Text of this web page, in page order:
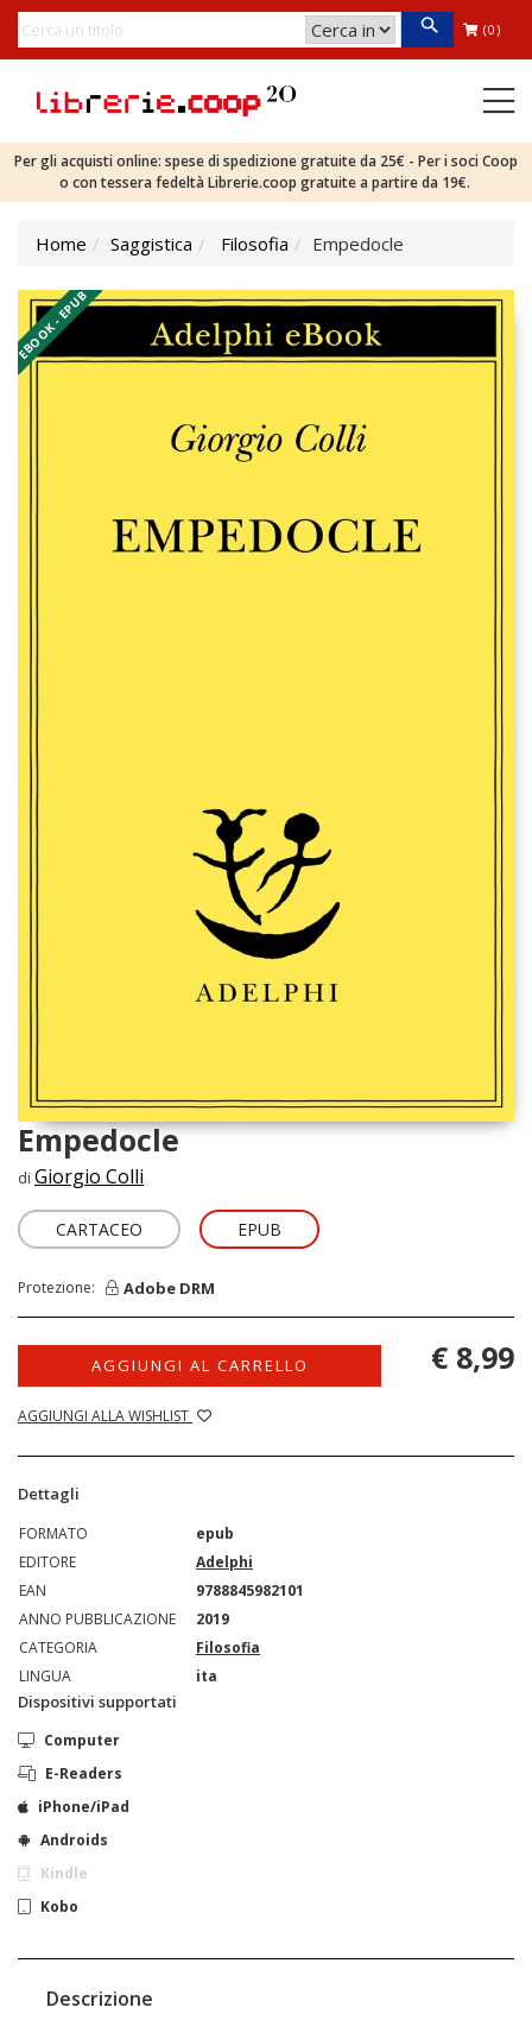
(0)
Per gli acquisti online: spese di spedizione gratuite da 25€ - Per i soci Coop
o con tessera fedeltà Librerie.coop gratuite a partire da 19€.
Home Saggistica Filosofia Empedocle
EBOOK - EPUB
Empedocle
di Giorgio Colli
CARTACEO EPUB
Protezione: Adobe DRM
AGGIUNGI AL CARRELLO
AGGIUNGI ALLA WISHLIST
€ 8,99
Dettagli
FORMATO
epub
EDITORE
Adelphi
EAN
9788845982101
ANNO PUBBLICAZIONE
2019
CATEGORIA
Filosofia
LINGUA
ita
Dispositivi supportati
Computer
E-Readers
iPhone/iPad
Androids
Kindle
Kobo
Descrizione